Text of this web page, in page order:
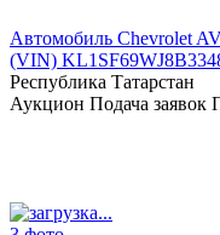
Автомобиль Chevrolet
(VIN)
Республика Татарстан
Аукцион Подача заявок